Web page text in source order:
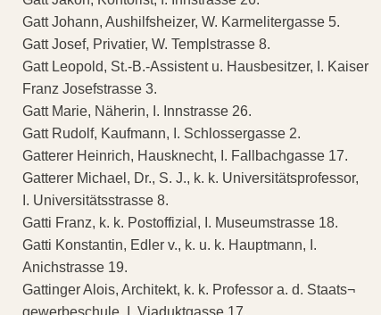
Gatt Johann, Aushilfsheizer, W. Karmelitergasse 5.
Gatt Josef, Privatier, W. Templstrasse 8.
Gatt Leopold, St.-B.-Assistent u. Hausbesitzer, I. Kaiser
Franz Josefstrasse 3.
Gatt Marie, Näherin, I. Innstrasse 26.
Gatt Rudolf, Kaufmann, I. Schlossergasse 2.
Gatterer Heinrich, Hausknecht, I. Fallbachgasse 17.
Gatterer Michael, Dr., S. J., k. k. Universitätsprofessor,
I. Universitätsstrasse 8.
Gatti Franz, k. k. Postoffizial, I. Museumstrasse 18.
Gatti Konstantin, Edler v., k. u. k. Hauptmann, I.
Anichstrasse 19.
Gattinger Alois, Architekt, k. k. Professor a. d. Staats¬
gewerbeschule, I. Viaduktgasse 17.